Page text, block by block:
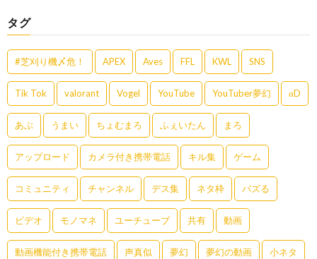
タグ
#芝刈り機〆危！ APEX Aves FFL KWL SNS
Tik Tok valorant Vogel YouTube YouTuber夢幻 αD
あぶ うまい ちょむまろ ふぇいたん まろ
アップロード カメラ付き携帯電話 キル集 ゲーム
コミュニティ チャンネル デス集 ネタ枠 バズる
ビデオ モノマネ ユーチューブ 共有 動画
動画機能付き携帯電話 声真似 夢幻 夢幻の動画 小ネタ